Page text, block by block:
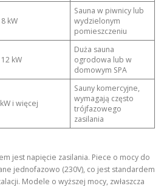
8 kW
Sauna w piwnicy lub
wydzielonym
pomieszczeniu
12 kW
Duża sauna
ogrodowa lub w
domowym SPA
i więcej
Sauny komercyjne,
wymagają często
trójfazowego
zasilania
jest napięcie zasilania. Piece o mocy do
jednofazowo (230V), co jest standardem
Modele o wyższej mocy, zwłaszcza